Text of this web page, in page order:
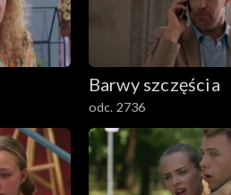
Barwy szczęścia
odc. 2736